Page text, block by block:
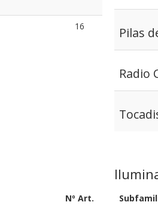
16 Pilas
Radio
Nº Art.